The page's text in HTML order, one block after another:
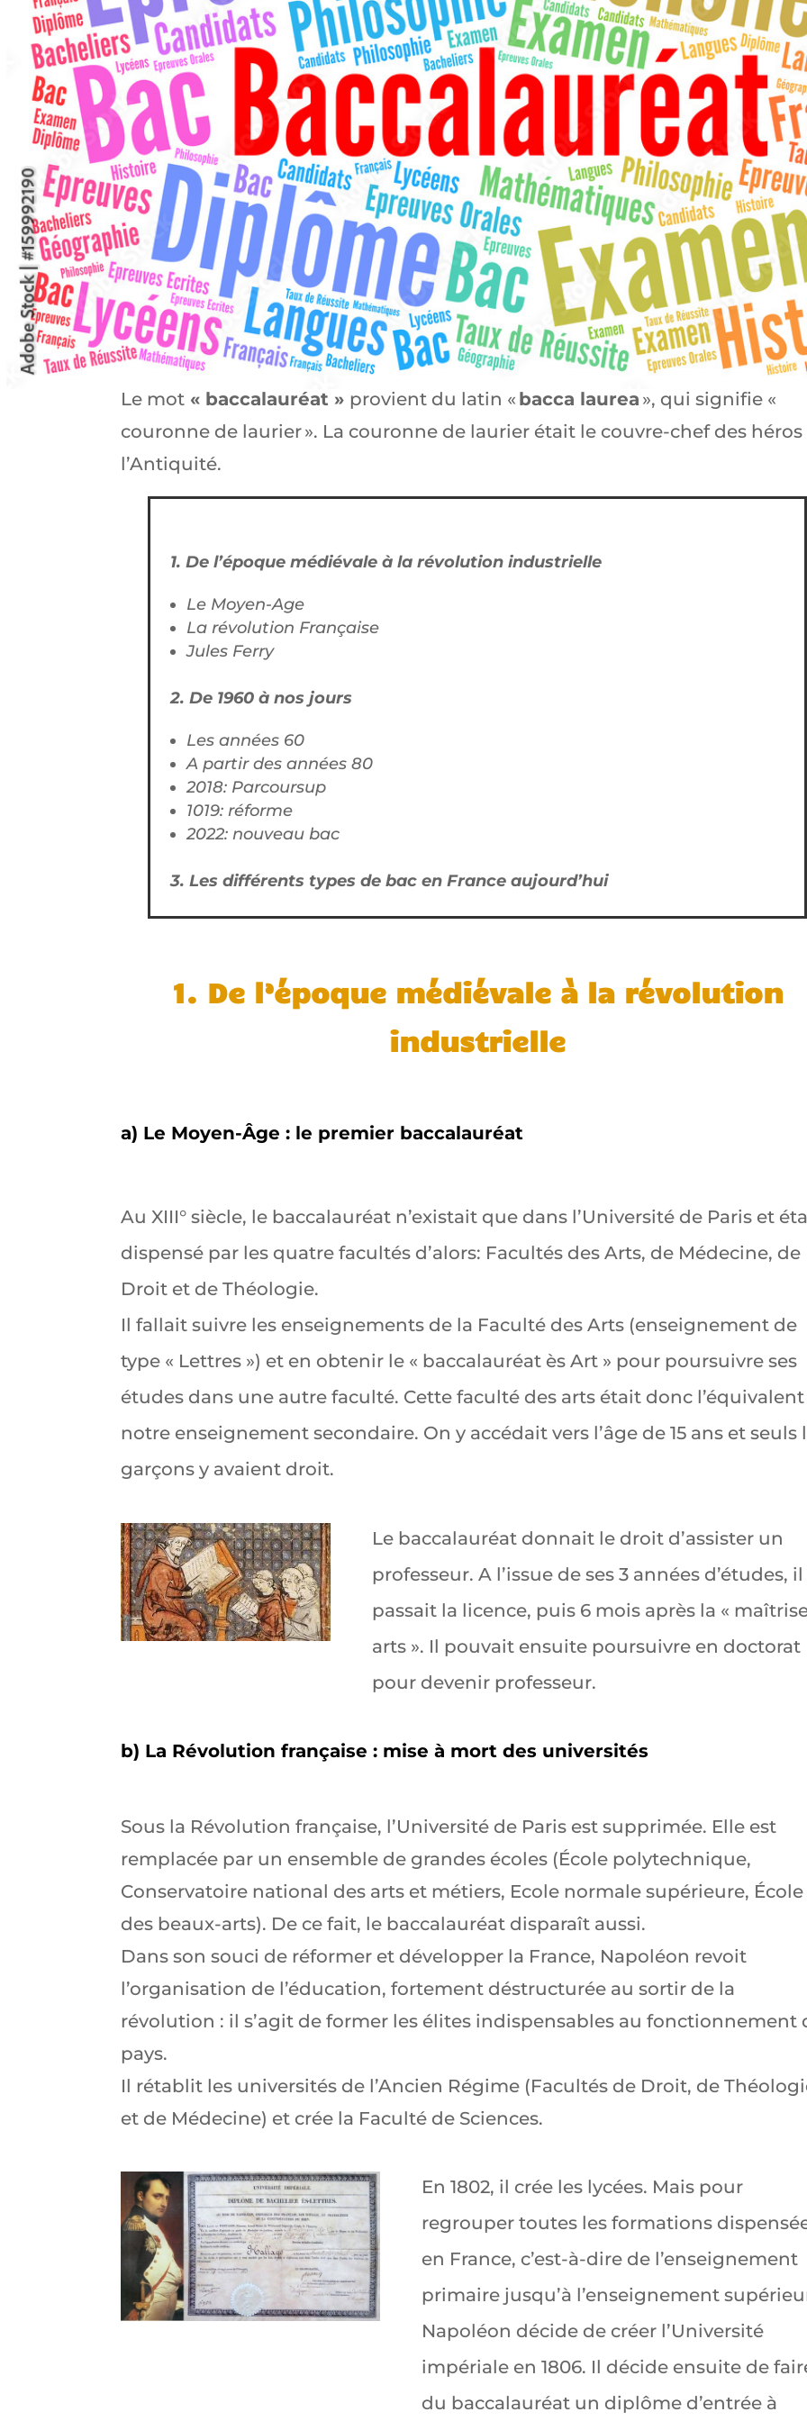
Le mot « baccalauréat » provient du latin « bacca laurea », qui signifie «
couronne de laurier ». La couronne de laurier était le couvre-chef des héros
l’Antiquité.
1. De l’époque médiévale à la révolution industrielle
Le Moyen-Age
La révolution Française
Jules Ferry
2. De 1960 à nos jours
Les années 60
A partir des années 80
2018: Parcoursup
1019: réforme
2022: nouveau bac
3. Les différents types de bac en France aujourd’hui
1. De l’époque médiévale à la révolution
industrielle
a) Le Moyen-Âge : le premier baccalauréat
Au XIII° siècle, le baccalauréat n’existait que dans l’Université de Paris et
dispensé par les quatre facultés d’alors: Facultés des Arts, de Médecine, de
Droit et de Théologie.
Il fallait suivre les enseignements de la Faculté des Arts (enseignement de
type « Lettres ») et en obtenir le « baccalauréat ès Art » pour poursuivre ses
études dans une autre faculté. Cette faculté des arts était donc
notre enseignement secondaire. On y accédait vers l’âge de 15 ans et seuls
garçons y avaient droit.
Le baccalauréat donnait le droit d’assister un
professeur. A l’issue de ses 3 années d’études, il
passait la licence, puis 6 mois après la «
arts ». Il pouvait ensuite poursuivre en doctorat
pour devenir professeur.
b) La Révolution française : mise à mort des universités
Sous la Révolution française, l’Université de Paris est supprimée. Elle est
remplacée par un ensemble de grandes écoles (École polytechnique,
Conservatoire national des arts et métiers, Ecole normale supérieure, École
des beaux-arts). De ce fait, le baccalauréat disparaît aussi.
Dans son souci de réformer et développer la France, Napoléon revoit
l’organisation de l’éducation, fortement déstructurée au sortir de la
révolution : il s’agit de former les élites indispensables au fonctionnement
pays.
Il rétablit les universités de l’Ancien Régime (Facultés de Droit, de
et de Médecine) et crée la Faculté de Sciences.
En 1802, il crée les lycées. Mais pour
regrouper toutes les formations
en France, c’est-à-dire de l’enseignement
primaire jusqu’à l’enseignement
Napoléon décide de créer l’Université
impériale en 1806. Il décide ensuite de
du baccalauréat un diplôme d’entrée à